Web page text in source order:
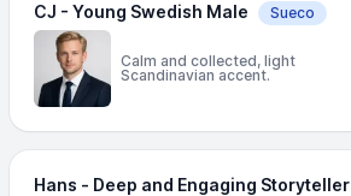
CJ - Young Swedish Male Sueco
Calm and collected, light
Scandinavian accent.
Hans - Deep and Engaging Storyteller